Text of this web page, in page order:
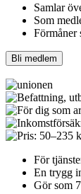
Samlar
Som
Förmåner
Bli medlem
För
En trygg
Gör som